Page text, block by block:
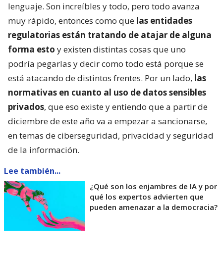
lenguaje. Son increíbles y todo, pero todo avanza
muy rápido, entonces como que las entidades
regulatorias están tratando de atajar de alguna
forma esto y existen distintas cosas que uno
podría pegarlas y decir como todo está porque se
está atacando de distintos frentes. Por un lado, las
normativas en cuanto al uso de datos sensibles
privados, que eso existe y entiendo que a partir de
diciembre de este año va a empezar a sancionarse,
en temas de ciberseguridad, privacidad y seguridad
de la información.
Lee también...
¿Qué son los enjambres de IA y por
qué los expertos advierten que
pueden amenazar a la democracia?